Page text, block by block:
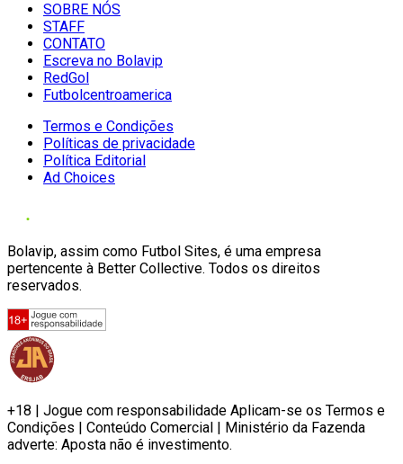
SOBRE NÓS
STAFF
CONTATO
Escreva no Bolavip
RedGol
Futbolcentroamerica
Termos e Condições
Políticas de privacidade
Política Editorial
Ad Choices
Bolavip, assim como Futbol Sites, é uma empresa
pertencente à Better Collective. Todos os direitos
reservados.
+18 | Jogue com responsabilidade Aplicam-se os Termos e
Condições | Conteúdo Comercial | Ministério da Fazenda
adverte: Aposta não é investimento.